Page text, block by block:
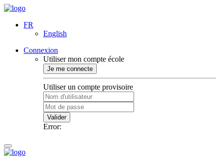
FR
English
Connexion
Utiliser mon compte école
Je me connecte
Utiliser un compte provisoire
Valider
Error: